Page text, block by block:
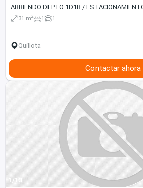
ARRIENDO DEPTO 1D1B /
31 m2 1 1
Quillota
Contactar ahora
1/13